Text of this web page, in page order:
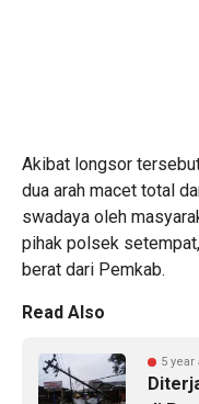
Akibat longsor
dua arah macet total
swadaya oleh
pihak polsek
berat dari Pemkab.
Read Also
5 year